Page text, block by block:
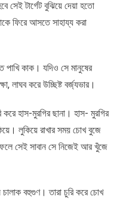
সেই টার্গেট বুঝিয়ে দেয়া হতো
ফিরে আসতে সাহায্য করা
পাখি কাক। যদিও সে মানুষের
লাঘব করে উচ্ছিষ্ট বর্জ্যভার।
হাস-মুরগির ছানা। হাস- মুরগির
লুকিয়ে রাখার সময় চোখ বুজে
সেই সাবান সে নিজেই আর খুঁজে
চালাক বহুগুণ। তারা চুরি করে চোখ